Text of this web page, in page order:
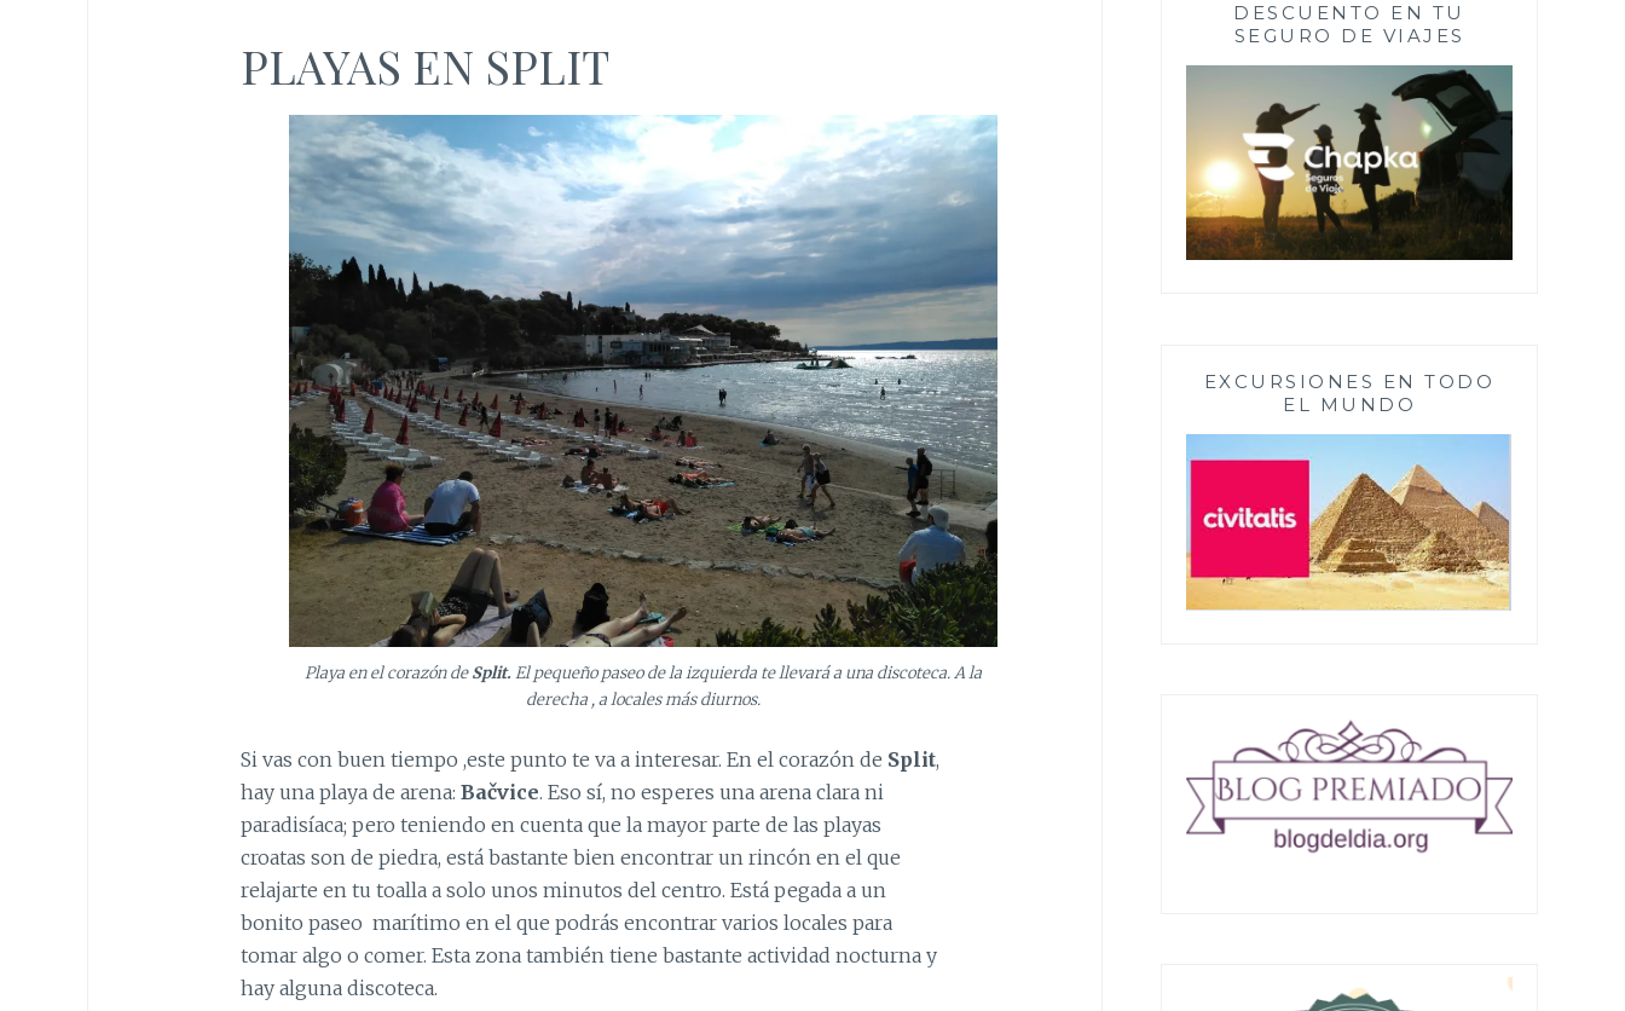
PLAYAS EN SPLIT
Playa en el corazón deSplit. El pequeño paseo de la izquierda te llevará a una discoteca. A la
derecha , a locales más diurnos.
Si vas con buen tiempo ,este punto te va a interesar. En el corazón de Split,
hay una playa de arena: Bačvice. Eso sí, no esperes una arena clara ni
paradisíaca; pero teniendo en cuenta que la mayor parte de las playas
croatas son de piedra, está bastante bien encontrar un rincón en el que
relajarte en tu toalla a solo unos minutos del centro. Está pegada a un
bonito paseo marítimo en el que podrás encontrar varios locales para
tomar algo o comer. Esta zona también tiene bastante actividad nocturna y
hay alguna discoteca.
DESCUENTO EN TU
SEGURO DE VIAJES
EXCURSIONES EN TODO
EL MUNDO